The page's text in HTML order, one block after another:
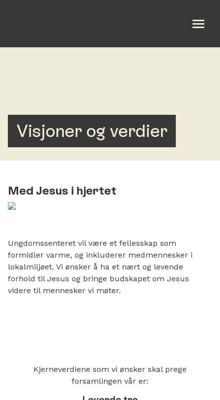
Kalender
Utleie
Oppmuntringsord
Visjoner og verdier
Med Jesus i hjertet
Ungdomssenteret vil være et fellesskap som
formidler varme, og inkluderer medmennesker i
lokalmiljøet. Vi ønsker å ha et nært og levende
forhold til Jesus og bringe budskapet om Jesus
videre til mennesker vi møter.
Kjerneverdiene som vi ønsker skal prege
forsamlingen vår er: